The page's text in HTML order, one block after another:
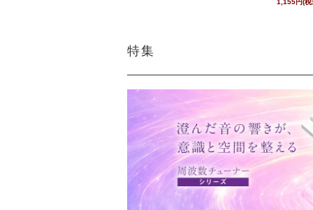
1,155円(税
特集